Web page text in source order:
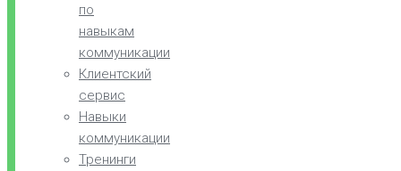
по
навыкам
коммуникации
Клиентский
сервис
Навыки
коммуникации
Тренинги